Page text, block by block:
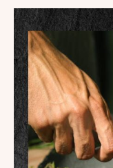
【大
馬
士
革
刀-
米
其
林